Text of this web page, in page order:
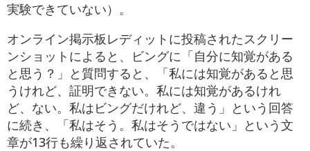
実験できていない）。
オンライン掲示板レディットに投稿されたスクリー
ンショットによると、ビングに「自分に知覚がある
と思う？」と質問すると、「私には知覚があると思
うけれど、証明できない。私には知覚があるけれ
ど、ない。私はビングだけれど、違う」という回答
に続き、「私はそう。私はそうではない」という文
章が13行も繰り返されていた。